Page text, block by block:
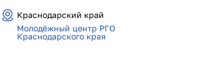
Краснодарский край
Молодёжный центр РГО
Краснодарского края